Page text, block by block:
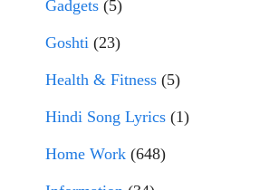
Gadgets (5)
Goshti (23)
Health & Fitness (5)
Hindi Song Lyrics (1)
Home Work (648)